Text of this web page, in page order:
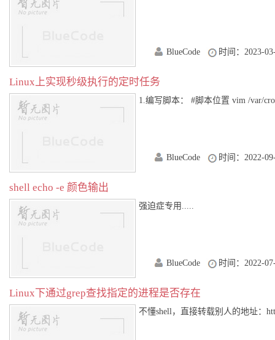
BlueCode 时间：2023-
Linux上实现秒级执行的定时任务
1.编写脚本： #脚本位置 vim /var/
BlueCode 时间：2022-
shell echo -e 颜色输出
强迫症专用.....
BlueCode 时间：2022-
Linux下通过grep查找指定的进程是否存在
不懂shell，直接转载别人的地址：